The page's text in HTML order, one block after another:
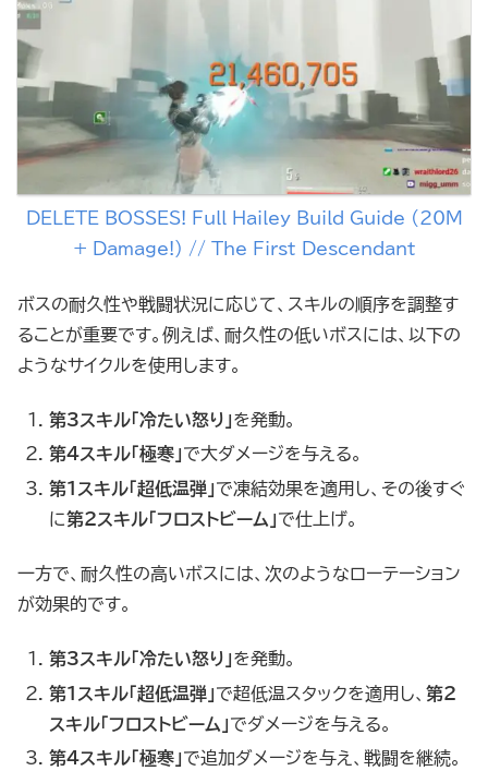
DELETE BOSSES! Full Hailey Build Guide (20M
+ Damage!) // The First Descendant
ボスの耐久性や戦闘状況に応じて、スキルの順序を調整す
ることが重要です。例えば、耐久性の低いボスには、以下の
ようなサイクルを使用します。
第3スキル「冷たい怒り」を発動。
第4スキル「極寒」で大ダメージを与える。
第1スキル「超低温弾」で凍結効果を適用し、その後すぐ
に第2スキル「フロストビーム」で仕上げ。
一方で、耐久性の高いボスには、次のようなローテーション
が効果的です。
第3スキル「冷たい怒り」を発動。
第1スキル「超低温弾」で超低温スタックを適用し、第2
スキル「フロストビーム」でダメージを与える。
第4スキル「極寒」で追加ダメージを与え、戦闘を継続。